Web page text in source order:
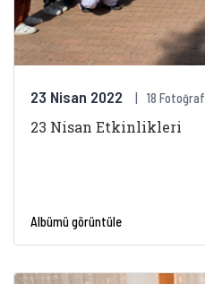
23 Nisan 2022 18 Fotoğraf
23 Nisan Etkinlikleri
Albümü görüntüle